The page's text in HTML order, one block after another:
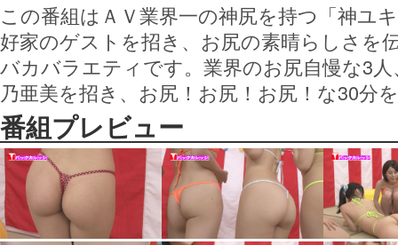
この番組はＡＶ業界一の神尻を持つ「神ユ
好家のゲストを招き、お尻の素晴らしさを
バカバラエティです。業界のお尻自慢な3
乃亜美を招き、お尻！お尻！お尻！な30分
番組プレビュー